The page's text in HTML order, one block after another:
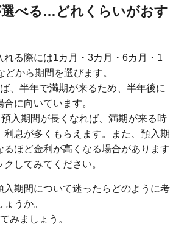
選べる…どれくらいがおす
れる際には1カ月・3カ月・6カ月・1
から期間を選びます。
、半年で満期が来るため、半年後に
に向いています。
入期間が長くなれば、満期が来る時
利息が多くもらえます。また、預入期
るほど金利が高くなる場合があります
してみてください。
入期間について迷ったらどのように考
うか。
みましょう。